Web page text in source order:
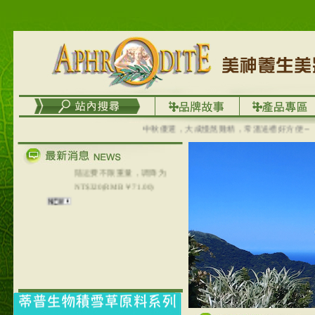
中秋優選，大成慢熬雞精，常溫送禮好方便～
時線上服務不打烊！
本站支援台灣Pay
本站聲明：本站目前已無
和葛堡國際有限公司任何
合作關係
本站支援支付宝
2017年1月1日起，中国大
陆运费不限重量，调降为
NT$320(RMB￥71.00)